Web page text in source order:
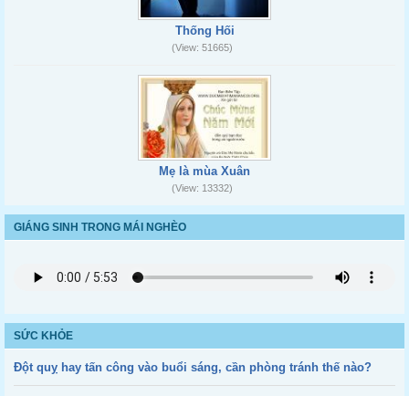
Thống Hối
(View: 51665)
Mẹ là mùa Xuân
(View: 13332)
GIÁNG SINH TRONG MÁI NGHÈO
SỨC KHỎE
Đột quỵ hay tấn công vào buổi sáng, cần phòng tránh thế nào?